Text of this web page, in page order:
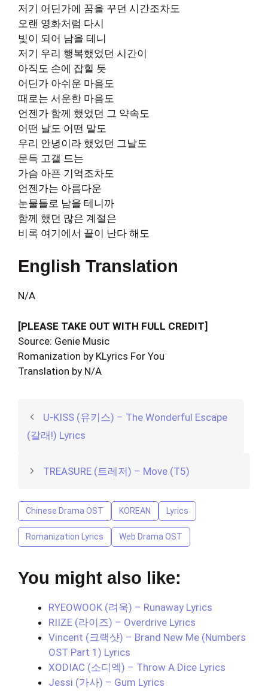
저기 어딘가에 꿈을 꾸던 시간조차도
오랜 영화처럼 다시
빛이 되어 남을 테니
저기 우리 행복했었던 시간이
아직도 손에 잡힐 듯
어딘가 아쉬운 마음도
때로는 서운한 마음도
언젠가 함께 했었던 그 약속도
어떤 날도 어떤 말도
우리 안녕이라 했었던 그날도
문득 고갤 드는
가슴 아픈 기억조차도
언젠가는 아름다운
눈물들로 남을 테니까
함께 했던 많은 계절은
비록 여기에서 끝이 난다 해도
English Translation
N/A
[PLEASE TAKE OUT WITH FULL CREDIT]
Source: Genie Music
Romanization by KLyrics For You
Translation by N/A
U-KISS (유키스) – The Wonderful Escape
(갈래!) Lyrics
TREASURE (트레저) – Move (T5)
Chinese Drama OST KOREAN Lyrics
Romanization Lyrics Web Drama OST
You might also like:
RYEOWOOK (려욱) – Runaway Lyrics
RIIZE (라이즈) – Overdrive Lyrics
Vincent (크랙샷) – Brand New Me (Numbers
OST Part 1) Lyrics
XODIAC (소디엑) – Throw A Dice Lyrics
Jessi (가사) – Gum Lyrics